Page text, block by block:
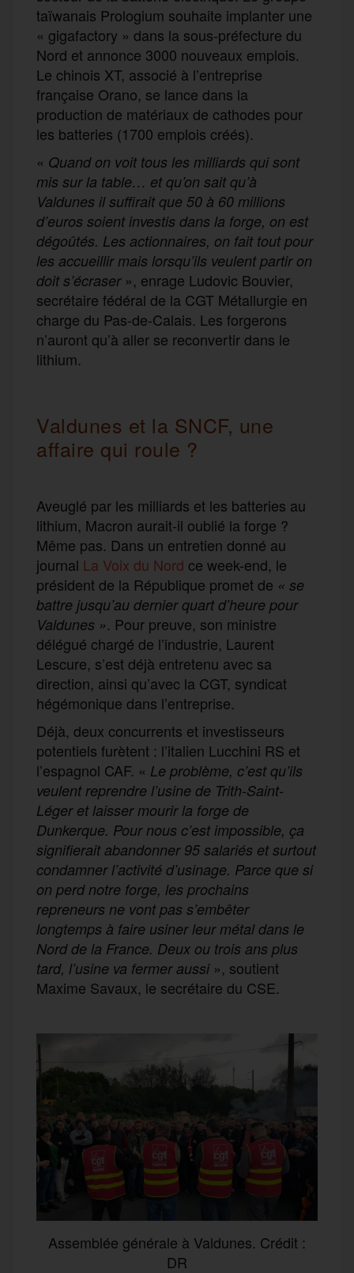
taïwanais Prologium souhaite implanter une
« gigafactory » dans la sous-préfecture du
Nord et annonce 3000 nouveaux emplois.
Le chinois XT, associé à l’entreprise
française Orano, se lance dans la
production de matériaux de cathodes pour
les batteries (1700 emplois créés).
« Quand on voit tous les milliards qui sont
mis sur la table… et qu’on sait qu’à
Valdunes il suffirait que 50 à 60 millions
d’euros soient investis dans la forge, on est
dégoûtés. Les actionnaires, on fait tout pour
les accueillir mais lorsqu’ils veulent partir on
doit s’écraser», enrage Ludovic Bouvier,
secrétaire fédéral de la CGT Métallurgie en
charge du Pas-de-Calais. Les forgerons
n’auront qu’à aller se reconvertir dans le
lithium.
Valdunes et la SNCF, une
affaire qui roule ?
Aveuglé par les milliards et les batteries au
lithium, Macron aurait-il oublié la forge ?
Même pas. Dans un entretien donné au
journal La Voix du Nord ce week-end, le
président de la République promet de « se
battre jusqu’au dernier quart d’heure pour
Valdunes ». Pour preuve, son ministre
délégué chargé de l’industrie, Laurent
Lescure, s’est déjà entretenu avec sa
direction, ainsi qu’avec la CGT, syndicat
hégémonique dans l’entreprise.
Déjà, deux concurrents et investisseurs
potentiels furètent : l’italien Lucchini RS et
l’espagnol CAF. « Le problème, c’est qu’ils
veulent reprendre l’usine de Trith-Saint-
Léger et laisser mourir la forge de
Dunkerque. Pour nous c’est impossible, ça
signifierait abandonner 95 salariés et surtout
condamner l’activité d’usinage. Parce que si
on perd notre forge, les prochains
repreneurs ne vont pas s’embêter
longtemps à faire usiner leur métal dans le
Nord de la France. Deux ou trois ans plus
tard, l’usine va fermer aussi», soutient
Maxime Savaux, le secrétaire du CSE.
Assemblée générale à Valdunes. Crédit :
DR